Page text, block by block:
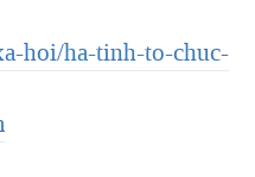
hoi/ha-tinh-to-chuc-